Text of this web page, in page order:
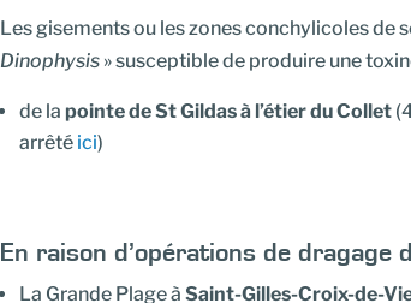
Les gisements ou les zones conchylicoles de
Dinophysis» susceptible de produire une
de la pointe de St Gildas à l’étier du Collet
arrêté ici)
En raison d’opérations de dragage
La Grande Plage à Saint-Gilles-Croix-de-